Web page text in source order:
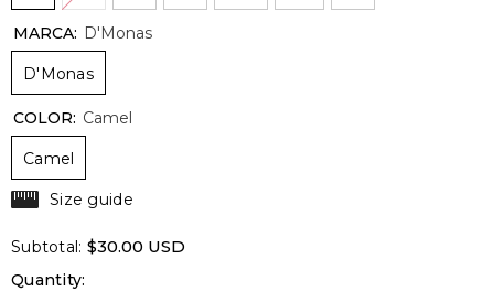
MARCA: D'Monas
D'Monas
COLOR: Camel
Camel
Size guide
Subtotal: $30.00 USD
Quantity: